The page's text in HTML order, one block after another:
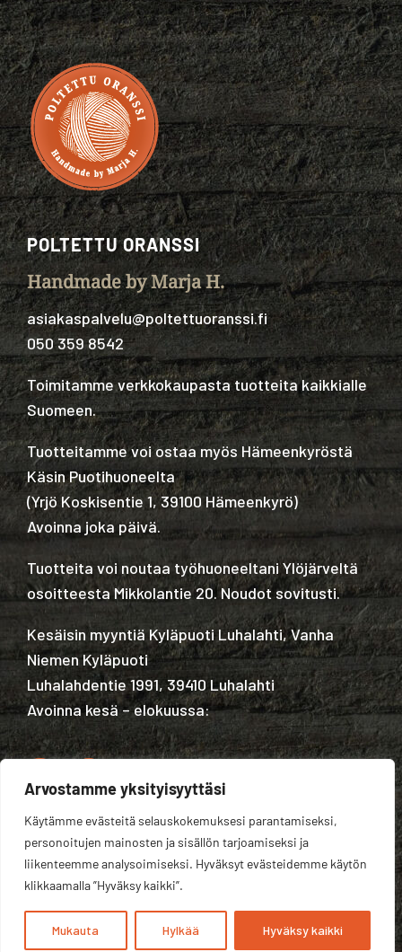
Arvostamme yksityisyyttäsi
Käytämme evästeitä selauskokemuksesi parantamiseksi,
personoitujen mainosten ja sisällön tarjoamiseksi ja
liikenteemme analysoimiseksi. Hyväksyt evästeidemme käytön
klikkaamalla ”Hyväksy kaikki”.
Mukauta Hylkää Hyväksy kaikki
POLTETTU ORANSSI
Handmade by Marja H.
asiakaspalvelu@poltettuoranssi.fi
050 359 8542
Toimitamme verkkokaupasta tuotteita kaikkialle
Suomeen.
Tuotteitamme voi ostaa myös Hämeenkyröstä
Käsin Puotihuoneelta
(Yrjö Koskisentie 1, 39100 Hämeenkyrö)
Avoinna joka päivä.
Tuotteita voi noutaa työhuoneeltani Ylöjärveltä
osoitteesta Mikkolantie 20. Noudot sovitusti.
Kesäisin myyntiä Kyläpuoti Luhalahti, Vanha
Niemen Kyläpuoti
Luhalahdentie 1991, 39410 Luhalahti
Avoinna kesä – elokuussa:
Tietosuojaseloste
Kotisivut yritykselle:Velhovisio